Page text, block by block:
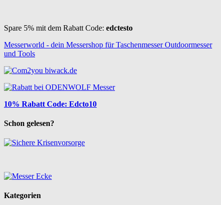
Spare 5% mit dem Rabatt Code: edctesto
Messerworld - dein Messershop für Taschenmesser Outdoormesser
und Tools
10% Rabatt Code: Edcto10
Schon gelesen?
Kategorien